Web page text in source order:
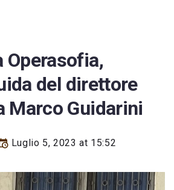
Operasofia,
del direttore
Marco Guidarini
Luglio 5, 2023 at 15:52